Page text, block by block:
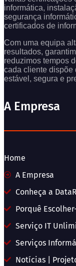
informática,
segurança
certificados de
Com uma equipa
resultados,
reduzimos tempos
cada cliente dispõe
estável, segura e
A Empresa
Home
A Empresa
Conheça a
Porquê
Serviço IT
Serviços
Notícias |